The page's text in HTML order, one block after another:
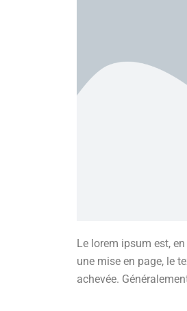
Le lorem ipsum est,
une mise en page, le
achevée.